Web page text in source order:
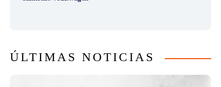
ÚLTIMAS NOTICIAS